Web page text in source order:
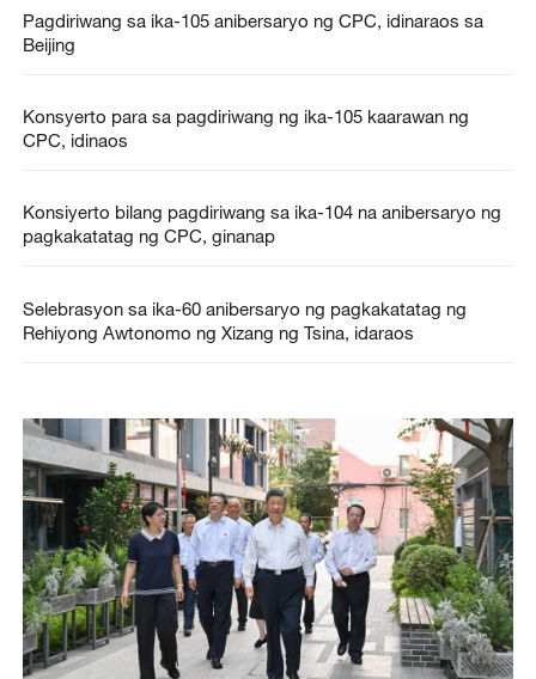
Pagdiriwang sa ika-105 anibersaryo ng CPC, idinaraos sa
Beijing
Konsyerto para sa pagdiriwang ng ika-105 kaarawan ng
CPC, idinaos
Konsiyerto bilang pagdiriwang sa ika-104 na anibersaryo ng
pagkakatatag ng CPC, ginanap
Selebrasyon sa ika-60 anibersaryo ng pagkakatatag ng
Rehiyong Awtonomo ng Xizang ng Tsina, idaraos